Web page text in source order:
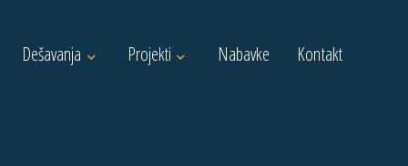
Dešavanja Projekti Nabavke Kontakt